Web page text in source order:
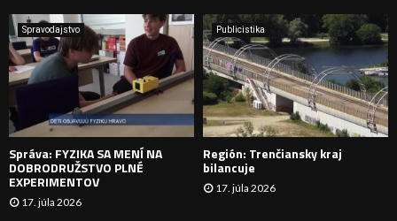
A
N
I
E
Spravodajstvo
Správa: FYZIKA SA MENÍ NA
DOBRODRUŽSTVO PLNÉ
EXPERIMENTOV
17. júla 2026
Publicistika
Región: Trenčiansky kraj
bilancuje
17. júla 2026